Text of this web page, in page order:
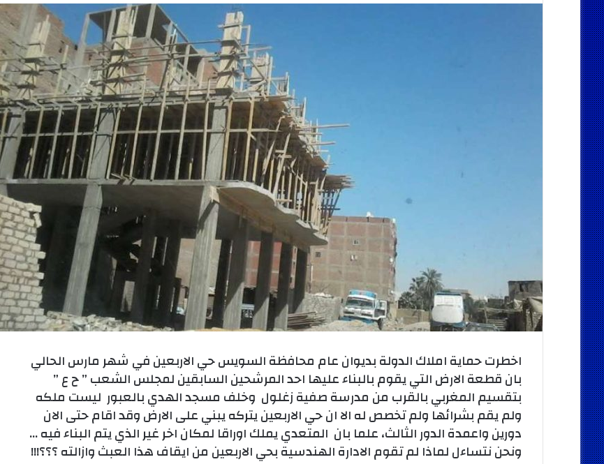
اخطرت حماية املاك الدولة بديوان عام محافظة السويس حي الاربعين في شهر مارس الحالي
بان قطعة الارض التي يقوم بالبناء عليها احد المرشحين السابقين لمجلس الشعب ” ح ع ”
بتقسيم المغربي بالقرب من مدرسة صفية زغلول وخلف مسجد الهدي بالعبور ليست ملكه
ولم يقم بشرائها ولم تخصص له الا ان حي الاربعين يتركه يبني على الارض وقد اقام حتى الان
دورين واعمدة الدور الثالث، علما بان المتعدي يملك اوراقا لمكان اخر غير الذي يتم البناء فيه …
ونحن نتساءل لماذا لم تقوم الادارة الهندسية بحي الاربعين من ايقاف هذا العبث وازالته ؟؟؟!!!